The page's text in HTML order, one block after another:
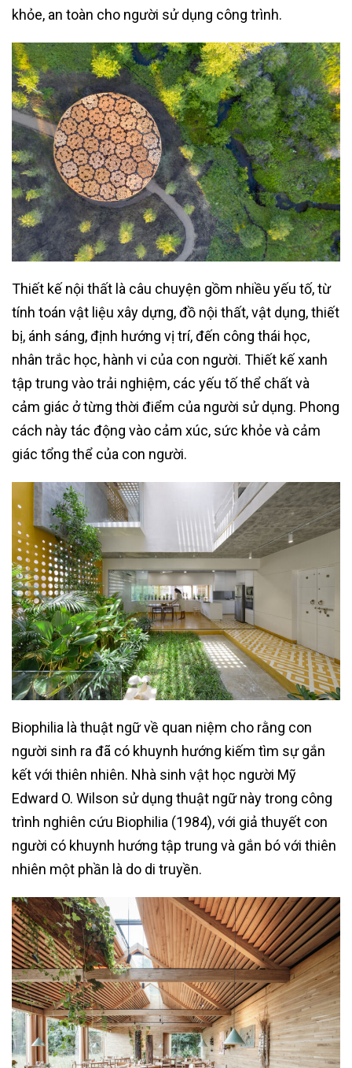
khỏe, an toàn cho người sử dụng công trình.
Thiết kế nội thất là câu chuyện gồm nhiều yếu tố, từ
tính toán vật liệu xây dựng, đồ nội thất, vật dụng, thiết
bị, ánh sáng, định hướng vị trí, đến công thái học,
nhân trắc học, hành vi của con người. Thiết kế xanh
tập trung vào trải nghiệm, các yếu tố thể chất và
cảm giác ở từng thời điểm của người sử dụng. Phong
cách này tác động vào cảm xúc, sức khỏe và cảm
giác tổng thể của con người.
Biophilia là thuật ngữ về quan niệm cho rằng con
người sinh ra đã có khuynh hướng kiếm tìm sự gắn
kết với thiên nhiên. Nhà sinh vật học người Mỹ
Edward O. Wilson sử dụng thuật ngữ này trong công
trình nghiên cứu Biophilia (1984), với giả thuyết con
người có khuynh hướng tập trung và gắn bó với thiên
nhiên một phần là do di truyền.